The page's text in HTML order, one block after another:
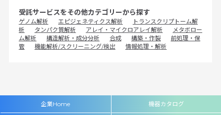
受託サービスをその他カテゴリーから探す
ゲノム解析 エピジェネティクス解析
トランスクリプトーム解
析
タンパク質解析 アレイ・マイクロアレイ解析
メタボロー
ム解析
構造解析・成分分析 合成 構築・作製
前処理・保
管
機能解析/スクリーニング/検出 情報処理・解析
企業Home 機器カタログ